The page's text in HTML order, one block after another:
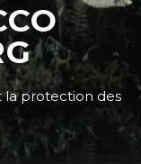
la protection des